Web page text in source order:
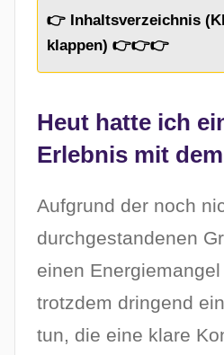
i
c
h
a
m
4
.
S
👉 Inhaltsverzeichnis
klappen) 👉👉👉
Heut hatte ich
Erlebnis mit
Aufgrund der noch
durchgestandenen
einen
trotzdem dringend
tun, die eine klare